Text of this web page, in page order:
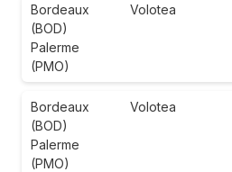
Bordeaux
(BOD)
Palerme
(PMO)
Volotea
Bordeaux
(BOD)
Palerme
(PMO)
Volotea